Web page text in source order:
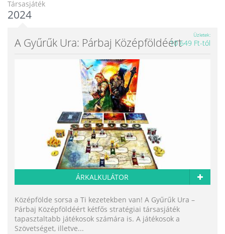
Társasjáték
2024
A Gyűrűk Ura: Párbaj Középföldéért
Üzletek
10 649 Ft-tól
ÁRKALKULÁTOR
Középfölde sorsa a Ti kezetekben van! A Gyűrűk Ura –
Párbaj Középföldéért kétfős stratégiai társasjáték
tapasztaltabb játékosok számára is. A játékosok a
Szövetséget, illetve...